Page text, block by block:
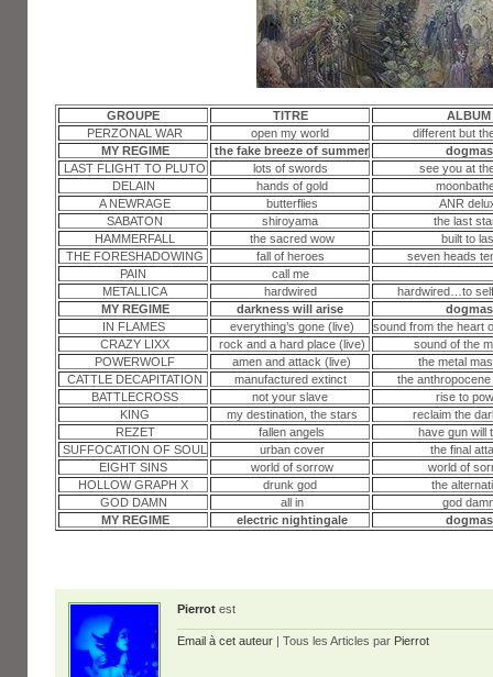
GROUPE TITRE
ALBUM
PERZONAL WAR
open my world
different but
MY REGIME
the fake breeze of summer
dogmas
LAST FLIGHT TO PLUTO
lots of swords
see you at
DELAIN
hands of gold
A NEWRAGE
butterflies
ANR
SABATON
shiroyama
the last
HAMMERFALL
the sacred wow
built to
THE FORESHADOWING
fall of heroes
seven heads
PAIN
call me
METALLICA
hardwired
hardwired…to
MY REGIME
darkness will arise
dogmas
IN FLAMES
everything’s gone (live)
sound from the heart
CRAZY LIXX
rock and a hard place (live)
sound of the
POWERWOLF
amen and attack (live)
the metal
CATTLE DECAPITATION
manufactured extinct
the
BATTLECROSS
not your slave
rise to
KING
my destination, the stars
reclaim the
REZET
fallen angels
have gun will
SUFFOCATION OF SOUL
urban cover
the final
EIGHT SINS
world of sorrow
world of
HOLLOW GRAPH X
drunk god
the
GOD DAMN
all in
god
MY REGIME
electric nightingale dogmas
Pierrot est
Email à cet auteur | Tous les Articles par Pierrot